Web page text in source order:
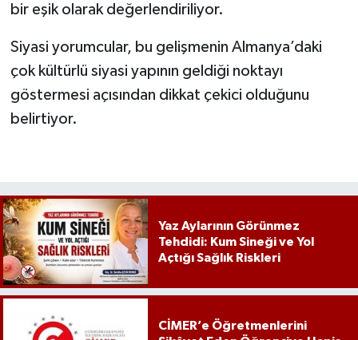
bir eşik olarak değerlendiriliyor.
Siyasi yorumcular, bu gelişmenin Almanya’daki
çok kültürlü siyasi yapının geldiği noktayı
göstermesi açısından dikkat çekici olduğunu
belirtiyor.
Yaz Aylarının Görünmez
Tehdidi: Kum Sineği ve Yol
Açtığı Sağlık Riskleri
CİMER’e Öğretmenlerini